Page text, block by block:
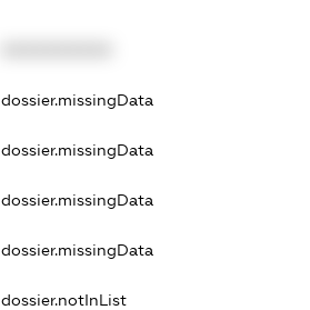
dossier.missingData
dossier.missingData
dossier.missingData
dossier.missingData
dossier.notInList